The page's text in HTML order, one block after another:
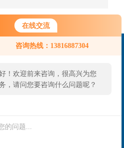
在线交流
咨询热线：13816887304
！欢迎前来咨询，很高兴为您
，请问您要咨询什么问题呢？